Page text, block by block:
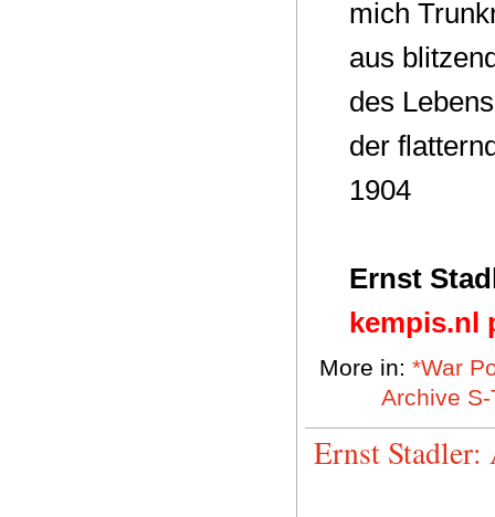
mich
aus
des
der
1904
Ernst
kempis.nl
More in: *War
Archive S-
Ernst Stadler: